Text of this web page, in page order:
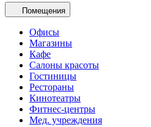
Помещения
Офисы
Магазины
Кафе
Салоны красоты
Гостиницы
Рестораны
Кинотеатры
Фитнес-центры
Мед. учреждения